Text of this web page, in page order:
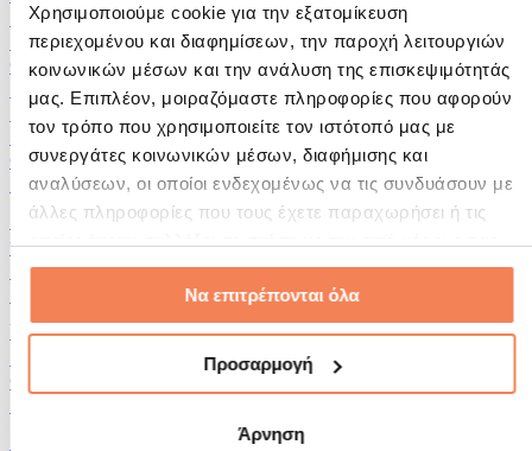
Χρησιμοποιούμε cookie για την εξατομίκευση
περιεχομένου και διαφημίσεων, την παροχή λειτουργιών
κοινωνικών μέσων και την ανάλυση της επισκεψιμότητάς
μας. Επιπλέον, μοιραζόμαστε πληροφορίες που αφορούν
τον τρόπο που χρησιμοποιείτε τον ιστότοπό μας με
συνεργάτες κοινωνικών μέσων, διαφήμισης και
αναλύσεων, οι οποίοι ενδεχομένως να τις συνδυάσουν με
άλλες πληροφορίες που τους έχετε παραχωρήσει ή τις
χρήση των υπηρεσιών τους.
Να επιτρέπονται όλα
Προσαρμογή
Άρνηση
Αλείμματα και Πάστες
Ψάρια
Φαγητό Έτοιμο για Κατανάλωση
Αυγά
Ψωμί & Αρτοσκευάσματα
Κρέας
Οσπρια
Άλλα Fitness Τρόφιμα
Βούτυρα Ξηρών Καρπών
100% Βούτυρα Ξηρών Καρπών
Γλυκά Βούτυρα Ξηρών Καρπών
Πρωτεϊνικά Βούτυρα Ξηρών Καρπών
Υπερτροφές
Πράσινες Υπερτροφές
Φυτικές Ίνες